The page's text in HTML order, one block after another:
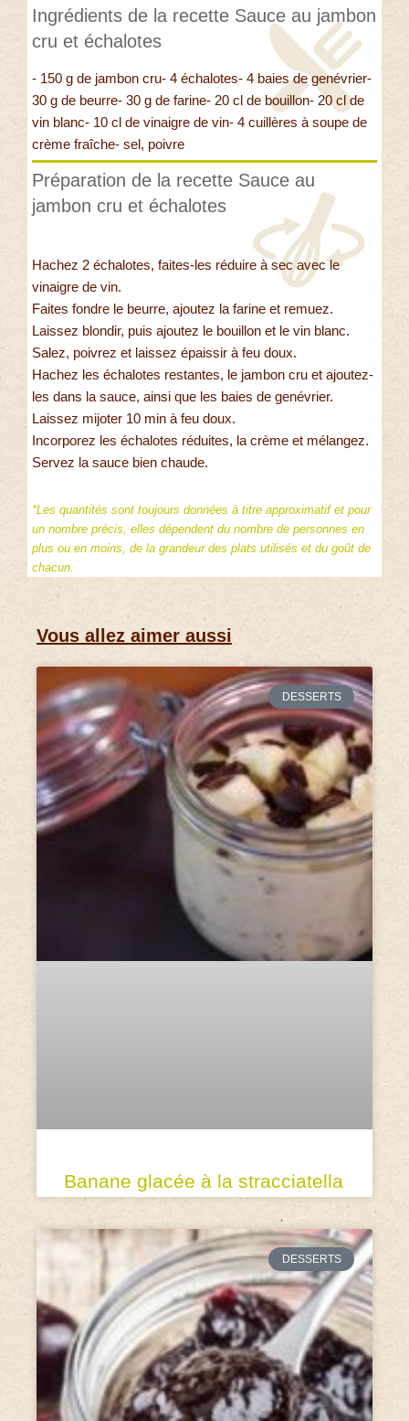
Ingrédients de la recette Sauce au jambon
cru et échalotes
- 150 g de jambon cru- 4 échalotes- 4 baies de genévrier-
30 g de beurre- 30 g de farine- 20 cl de bouillon- 20 cl de
vin blanc- 10 cl de vinaigre de vin- 4 cuillères à soupe de
crème fraîche- sel, poivre
Préparation de la recette Sauce au
jambon cru et échalotes
Hachez 2 échalotes, faites-les réduire à sec avec le
vinaigre de vin.
Faites fondre le beurre, ajoutez la farine et remuez.
Laissez blondir, puis ajoutez le bouillon et le vin blanc.
Salez, poivrez et laissez épaissir à feu doux.
Hachez les échalotes restantes, le jambon cru et ajoutez-
les dans la sauce, ainsi que les baies de genévrier.
Laissez mijoter 10 min à feu doux.
Incorporez les échalotes réduites, la crème et mélangez.
Servez la sauce bien chaude.
*Les quantités sont toujours données à titre approximatif et pour
un nombre précis, elles dépendent du nombre de personnes en
plus ou en moins, de la grandeur des plats utilisés et du goût de
chacun.
Vous allez aimer aussi
DESSERTS
Banane glacée à la stracciatella
DESSERTS